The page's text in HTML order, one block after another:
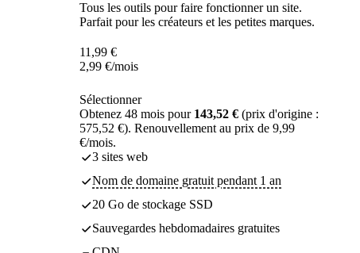
Tous les outils pour faire fonctionner un site.
Parfait pour les créateurs et les petites marques.
11,99 €
2,99 €/mois
Sélectionner
Obtenez 48 mois pour 143,52 € (prix d'origine :
575,52 €). Renouvellement au prix de 9,99
€/mois.
3 sites web
Nom de domaine gratuit pendant 1 an
20 Go de stockage SSD
Sauvegardes hebdomadaires gratuites